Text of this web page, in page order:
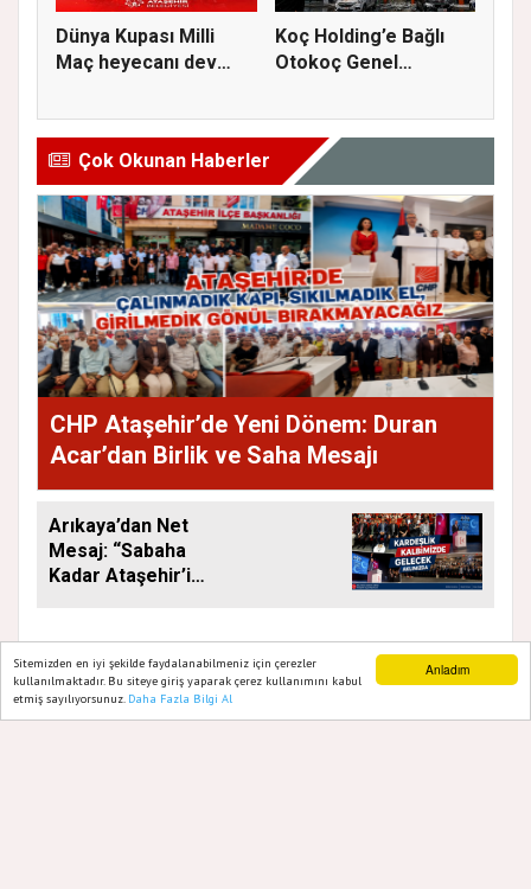
Anladım
Sitemizden en iyi şekilde faydalanabilmeniz için çerezler
kullanılmaktadır. Bu siteye giriş yaparak çerez kullanımını kabul
etmiş sayılıyorsunuz. Daha Fazla Bilgi Al
Dünya Kupası Milli
Maç heyecanı dev
Koç Holding’e Bağlı
Otokoç Genel
Çok Okunan Haberler
CHP Ataşehir’de Yeni Dönem: Duran
Acar’dan Birlik ve Saha Mesajı
Arıkaya’dan Net
Mesaj: “Sabaha
Kadar Ataşehir’i
Ana Sayfa Web TV